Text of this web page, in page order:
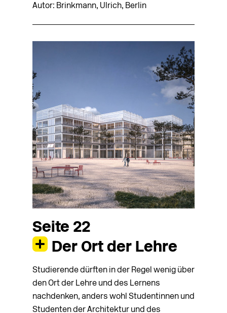
Autor: Brinkmann, Ulrich, Berlin
Seite 22
Der Ort der Lehre
Studierende dürften in der Regel wenig über
den Ort der Lehre und des Lernens
nachdenken, anders wohl Studentinnen und
Studenten der Architektur und des